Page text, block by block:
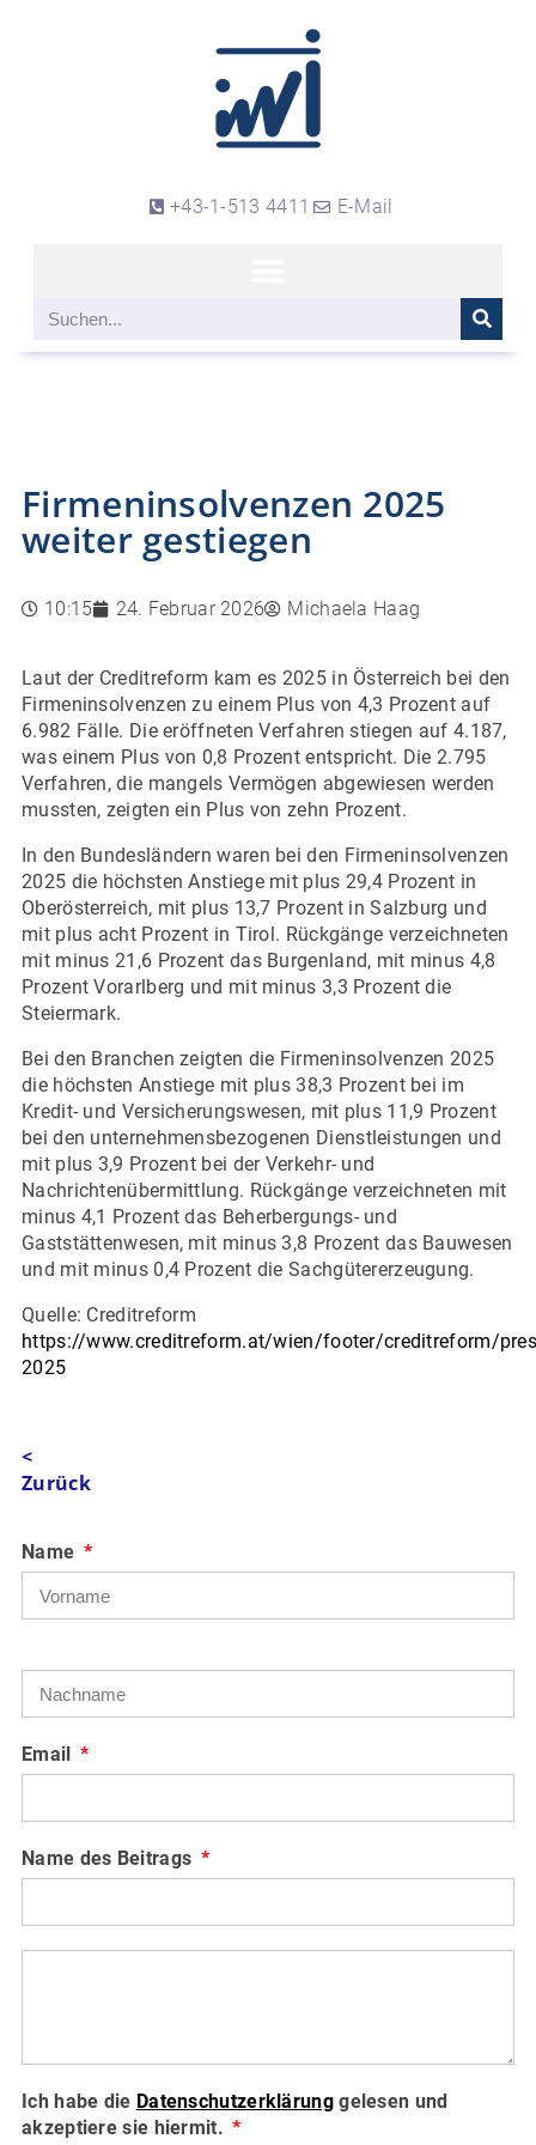
+43-1-513 4411 E-Mail
Firmeninsolvenzen 2025
weiter gestiegen
10:15 24. Februar 2026 Michaela Haag
Laut der Creditreform kam es 2025 in Österreich bei den
Firmeninsolvenzen zu einem Plus von 4,3 Prozent auf
6.982 Fälle. Die eröffneten Verfahren stiegen auf 4.187,
was einem Plus von 0,8 Prozent entspricht. Die 2.795
Verfahren, die mangels Vermögen abgewiesen werden
mussten, zeigten ein Plus von zehn Prozent.
In den Bundesländern waren bei den Firmeninsolvenzen
2025 die höchsten Anstiege mit plus 29,4 Prozent in
Oberösterreich, mit plus 13,7 Prozent in Salzburg und
mit plus acht Prozent in Tirol. Rückgänge verzeichneten
mit minus 21,6 Prozent das Burgenland, mit minus 4,8
Prozent Vorarlberg und mit minus 3,3 Prozent die
Steiermark.
Bei den Branchen zeigten die Firmeninsolvenzen 2025
die höchsten Anstiege mit plus 38,3 Prozent bei im
Kredit- und Versicherungswesen, mit plus 11,9 Prozent
bei den unternehmensbezogenen Dienstleistungen und
mit plus 3,9 Prozent bei der Verkehr- und
Nachrichtenübermittlung. Rückgänge verzeichneten mit
minus 4,1 Prozent das Beherbergungs- und
Gaststättenwesen, mit minus 3,8 Prozent das Bauwesen
und mit minus 0,4 Prozent die Sachgütererzeugung.
Quelle: Creditreform
https://www.creditreform.at/wien/footer/creditreform/
2025
<
Zurück
Name
Email
Name des Beitrags
Ich habe die Datenschutzerklärunggelesen und
akzeptiere sie hiermit.